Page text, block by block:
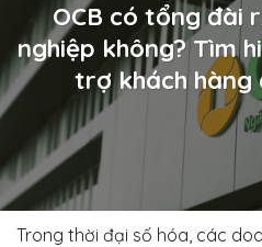
OCB có tổng đài
nghiệp không? Tìm
trợ khách hàng
Trong thời đại số hóa, các